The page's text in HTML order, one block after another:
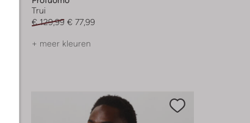
Trui
€ 129,99 € 77,99
+ meer kleuren